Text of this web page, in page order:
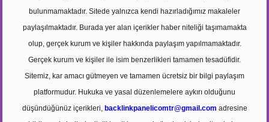
bulunmamaktadır. Sitede yalnızca kendi hazırladığımız makaleler
paylaşılmaktadır. Burada yer alan içerikler haber niteliği taşımamakta
olup, gerçek kurum ve kişiler hakkında paylaşım yapılmamaktadır.
Gerçek kurum ve kişiler ile isim benzerlikleri tamamen tesadüfidir.
Sitemiz, kar amacı gütmeyen ve tamamen ücretsiz bir bilgi paylaşım
platformudur. Hukuka ve yasal düzenlemelere aykırı olduğunu
düşündüğünüz içerikleri, backlinkpanelicomtr@gmail.com adresine